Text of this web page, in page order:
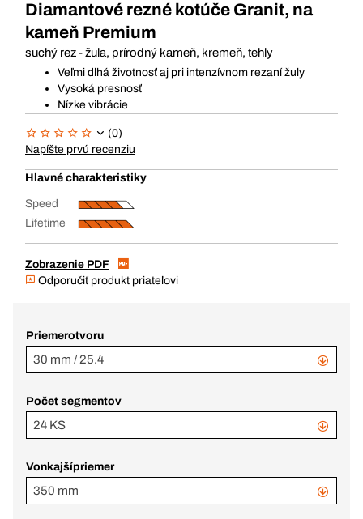
Diamantové rezné kotúče Granit, na
kameň Premium
suchý rez - žula, prírodný kameň, kremeň, tehly
Veľmi dlhá životnosť aj pri intenzívnom rezaní žuly
Vysoká presnosť
Nízke vibrácie
(0)
Napíšte prvú recenziu
Hlavné charakteristiky
Speed
Lifetime
Zobrazenie PDF
Odporučiť produkt priateľovi
Priemerotvoru
30 mm / 25.4
Počet segmentov
24 KS
Vonkajšípriemer
350 mm